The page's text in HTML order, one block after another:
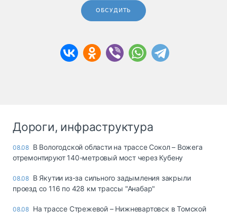
ОБСУДИТЬ
Дороги, инфраструктура
08.08 В Вологодской области на трассе Сокол – Вожега
отремонтируют 140-метровый мост через Кубену
08.08 В Якутии из-за сильного задымления закрыли
проезд со 116 по 428 км трассы "Анабар"
08.08 На трассе Стрежевой – Нижневартовск в Томской